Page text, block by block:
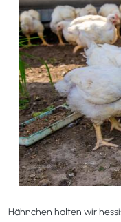
Hähnchen halten wir